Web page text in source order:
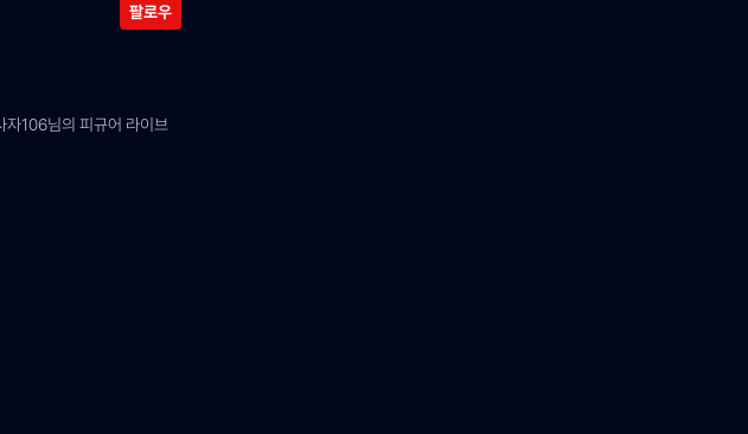
팔로우
106님의 피규어 라이브